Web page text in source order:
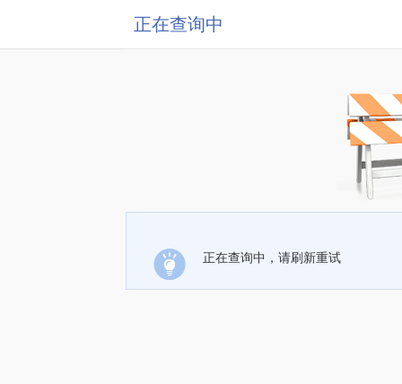
正在查询中
正在查询中，请刷新重试